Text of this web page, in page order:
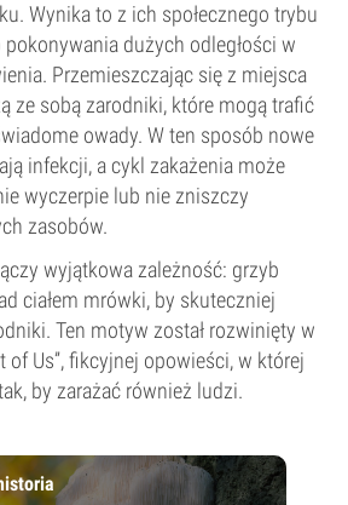
Wynika to z ich społecznego trybu
dużych odległości w
Przemieszczając się z miejsca
ze sobą zarodniki, które mogą trafić
owady. W ten sposób nowe
infekcji, a cykl zakażenia może
wyczerpie lub nie zniszczy
zasobów.
wyjątkowa zależność: grzyb
ciałem mrówki, by skuteczniej
Ten motyw został rozwinięty w
of Us”, fikcyjnej opowieści, w której
by zarażać również ludzi.